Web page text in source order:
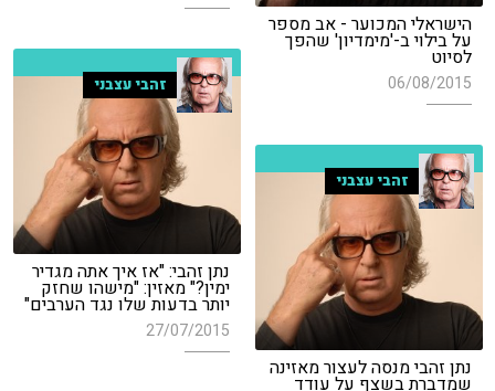
הישראלי המכוער - אב מספר
על בילוי ב-'מימדיון' שהפך
לסיוט
06/08/2015 זהבי עצבני
נתן זהבי: "אז איך אתה מגדיר
ימין?" מאזין: "מישהו שחזק
יותר בדעות שלו נגד הערבים"
27/07/2015
זהבי עצבני
נתן זהבי מנסה לעצור מאזינה
שמדברת בשצף על עודד